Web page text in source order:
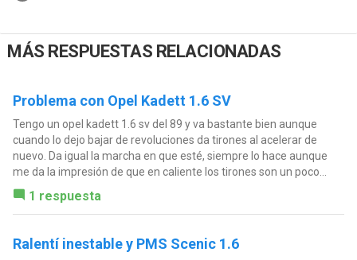
MÁS RESPUESTAS RELACIONADAS
Problema con Opel Kadett 1.6 SV
Tengo un opel kadett 1.6 sv del 89 y va bastante bien aunque
cuando lo dejo bajar de revoluciones da tirones al acelerar de
nuevo. Da igual la marcha en que esté, siempre lo hace aunque
me da la impresión de que en caliente los tirones son un poco...
1 respuesta
Ralentí inestable y PMS Scenic 1.6